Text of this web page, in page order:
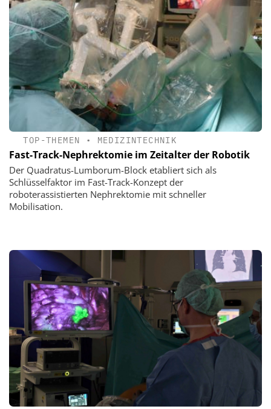
TOP-THEMEN • MEDIZINTECHNIK
Fast-Track-Nephrektomie im Zeitalter der Robotik
Der Quadratus-Lumborum-Block etabliert sich als
Schlüsselfaktor im Fast-Track-Konzept der
roboterassistierten Nephrektomie mit schneller
Mobilisation.